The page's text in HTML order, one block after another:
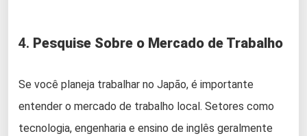
4. Pesquise Sobre o Mercado de Trabalho
Se você planeja trabalhar no Japão, é importante
entender o mercado de trabalho local. Setores como
tecnologia, engenharia e ensino de inglês geralmente